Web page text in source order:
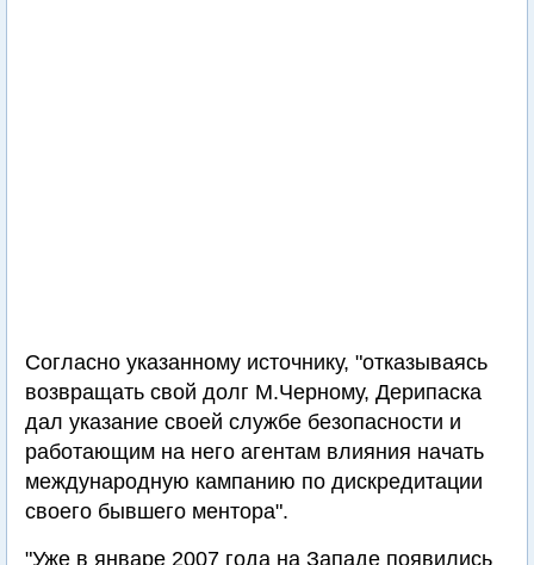
Согласно указанному источнику, "отказываясь
возвращать свой долг М.Черному, Дерипаска
дал указание своей службе безопасности и
работающим на него агентам влияния начать
международную кампанию по дискредитации
своего бывшего ментора".
"Уже в январе 2007 года на Западе появились